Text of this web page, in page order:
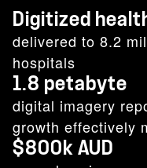
Digitized
delivered to 8.2
hospitals
1.8 petabyte
digital imagery
growth effectively
$800k AUD